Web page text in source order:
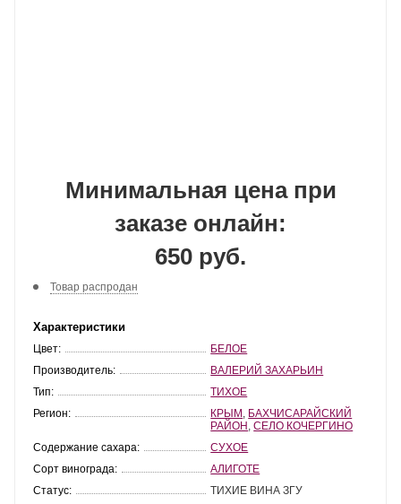
Минимальная цена при
заказе онлайн:
650 руб.
Товар распродан
Характеристики
Цвет:
БЕЛОЕ
Производитель:
ВАЛЕРИЙ ЗАХАРЬИН
Тип:
ТИХОЕ
Регион:
КРЫМ БАХЧИСАРАЙСКИЙ
РАЙОН ,СЕЛО КОЧЕРГИНО
Содержание сахара:
СУХОЕ
Сорт винограда:
АЛИГОТЕ
Статус:
ТИХИЕ ВИНА ЗГУ